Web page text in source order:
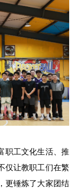
职工文化生活、推
仅让教职工们在繁
更锤炼了大家团结